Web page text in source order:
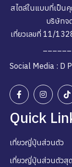
สไตล์
บริษัทจ
เที่ยวเลขที่ 11/
Social Media : D
Quick
เที่ยวญี่ปุ่นส่วนตัว
เที่ยวญี่ปุ่นส่วนตัวสุ